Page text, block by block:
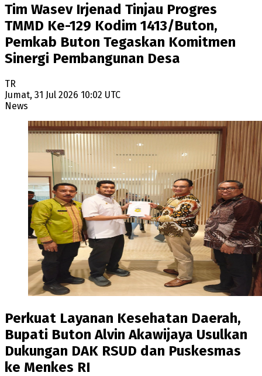
Tim Wasev Irjenad Tinjau Progres
TMMD Ke-129 Kodim 1413/Buton,
Pemkab Buton Tegaskan Komitmen
Sinergi Pembangunan Desa
TR
Jumat, 31 Jul 2026 10:02 UTC
News
Perkuat Layanan Kesehatan Daerah,
Bupati Buton Alvin Akawijaya Usulkan
Dukungan DAK RSUD dan Puskesmas
ke Menkes RI